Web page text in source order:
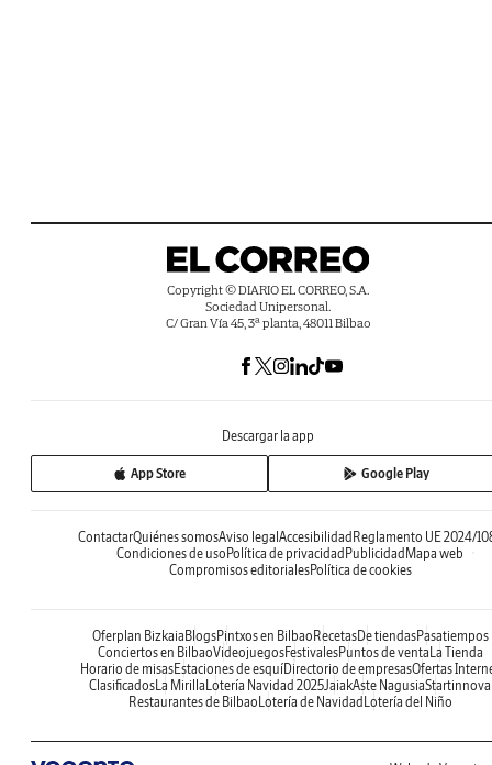
Copyright © DIARIO EL CORREO, S.A.
Sociedad Unipersonal.
C/ Gran Vía 45, 3ª planta, 48011 Bilbao
Descargar la app
App Store Google Play
ContactarQuiénes somosAviso legal Accesibilidad Reglamento UE 2024/
Condiciones de uso Política de privacidad Publicidad Mapa web
Compromisos editorialesPolítica de cookies
Oferplan Bizkaia BlogsPintxos en Bilbao RecetasDe tiendasPasatiempos
Conciertos en BilbaoVideojuegosFestivalesPuntos de venta La Tienda
Horario de misasEstaciones de esquíDirectorio de empresasOfertas
Clasificados La Mirilla Lotería Navidad 2025JaiakAste NagusiaStartinnova
Restaurantes de Bilbao Lotería de Navidad Lotería del Niño